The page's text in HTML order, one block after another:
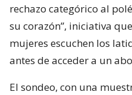
rechazo categórico al
su corazón”, iniciativa
mujeres escuchen los
antes de acceder a un
El sondeo, con una